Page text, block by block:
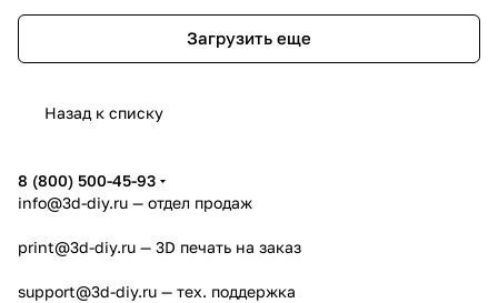
Загрузить еще
Назад к списку
8 (800) 500-45-93
info@3d-diy.ru — отдел продаж
print@3d-diy.ru — 3D печать на заказ
support@3d-diy.ru — тех. поддержка